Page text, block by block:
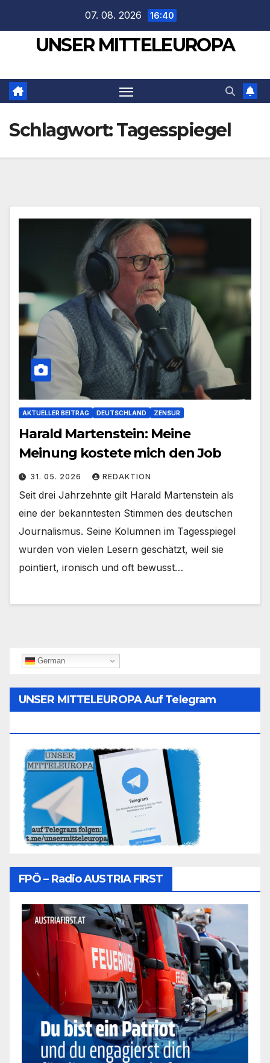
springen
07. 08. 2026 16:40
UNSER MITTELEUROPA
Schlagwort:Tagesspiegel
AKTUELLER BEITRAG DEUTSCHLAND ZENSUR
Harald Martenstein: Meine
Meinung kostete mich den Job
31. 05. 2026 REDAKTION
Seit drei Jahrzehnte gilt Harald Martenstein als
eine der bekanntesten Stimmen des deutschen
Journalismus. Seine Kolumnen im Tagesspiegel
wurden von vielen Lesern geschätzt, weil sie
pointiert, ironisch und oft bewusst…
German
UNSER MITTELEUROPA Auf Telegram
FPÖ – Radio AUSTRIA FIRST